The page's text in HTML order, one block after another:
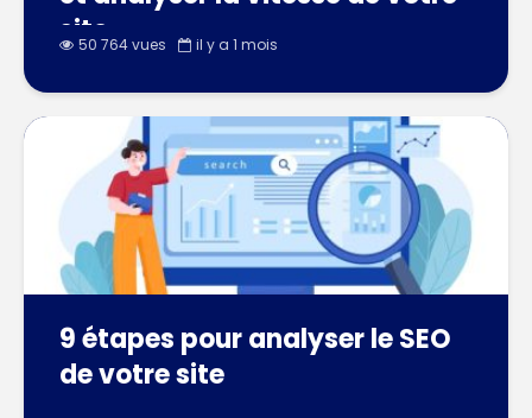
site
50 764 vues il y a 1 mois
9 étapes pour analyser le SEO
de votre site